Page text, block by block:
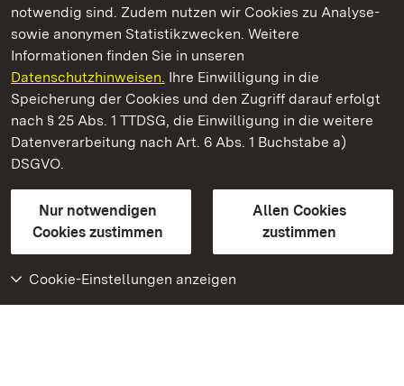
notwendig sind. Zudem nutzen wir Cookies zu Analyse-
sowie anonymen Statistikzwecken. Weitere
Informationen finden Sie in unseren
Datenschutzhinweisen. Ihre Einwilligung in die
Speicherung der Cookies und den Zugriff darauf erfolgt
nach § 25 Abs. 1 TTDSG, die Einwilligung in die weitere
Datenverarbeitung nach Art. 6 Abs. 1 Buchstabe a)
DSGVO.
Nur notwendigen
Cookies zustimmen
Allen Cookies
zustimmen
Cookie-Einstellungen anzeigen
Neues Schloss Meersburg
Staatliche Schlösser und Gärten Baden-Württemberg
Kontakt
GebärdenspracheLeichte Sprache
Erklärung zur Barrierefreiheit
BITV-konform (geprüfte Seiten)
Weiteres